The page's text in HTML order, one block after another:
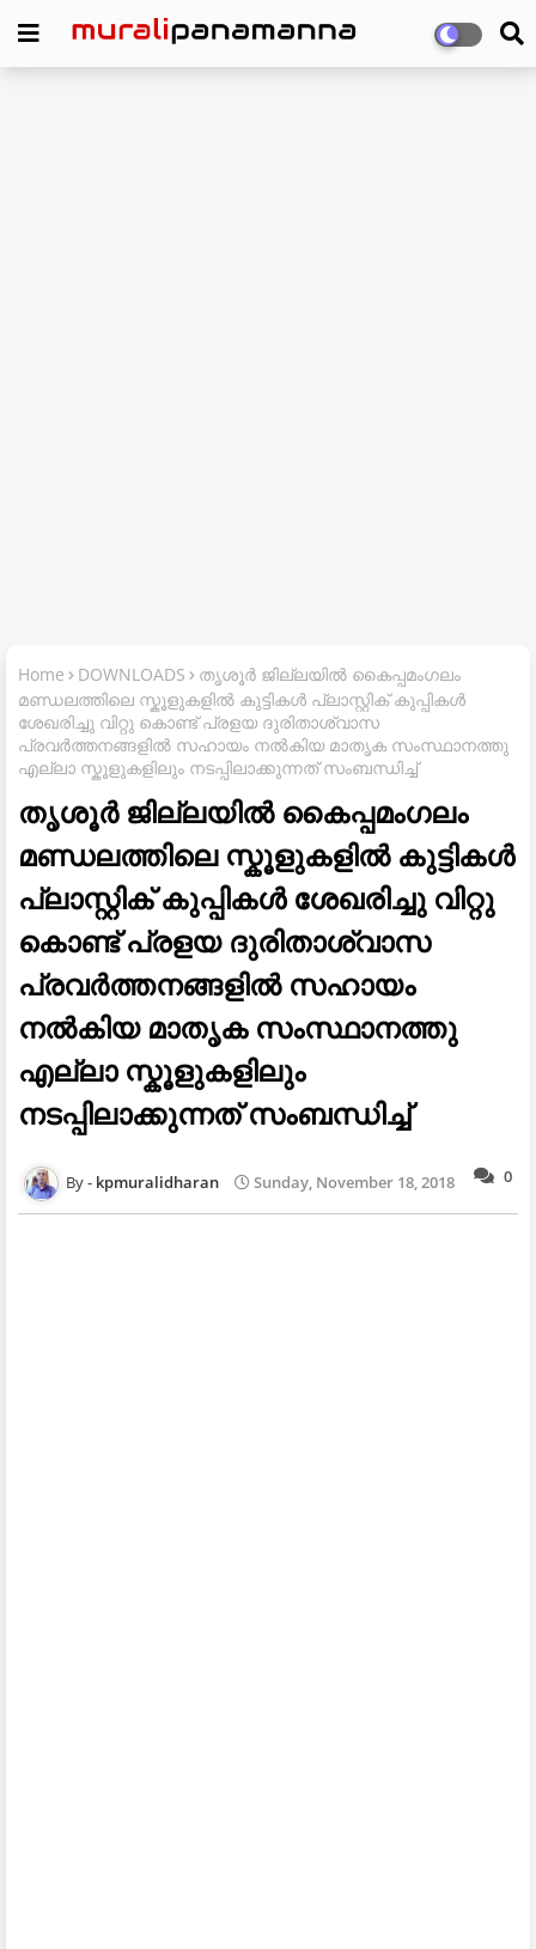
Home DOWNLOADS
തൃശൂർ ജില്ലയിൽ കൈപ്പമംഗലം
മണ്ഡലത്തിലെ സ്കൂളുകളിൽ കുട്ടികൾ പ്ലാസ്റ്റിക് കുപ്പികൾ
ശേഖരിച്ചു വിറ്റു കൊണ്ട് പ്രളയ ദുരിതാശ്വാസ
പ്രവർത്തനങ്ങളിൽ സഹായം നൽകിയ മാതൃക സംസ്ഥാനത്തു
എല്ലാ സ്കൂളുകളിലും നടപ്പിലാക്കുന്നത് സംബന്ധിച്ച്
തൃശൂർ ജില്ലയിൽ കൈപ്പമംഗലം
മണ്ഡലത്തിലെ സ്കൂളുകളിൽ കുട്ടികൾ
പ്ലാസ്റ്റിക് കുപ്പികൾ ശേഖരിച്ചു വിറ്റു
കൊണ്ട് പ്രളയ ദുരിതാശ്വാസ
പ്രവർത്തനങ്ങളിൽ സഹായം
നൽകിയ മാതൃക സംസ്ഥാനത്തു
എല്ലാ സ്കൂളുകളിലും
നടപ്പിലാക്കുന്നത് സംബന്ധിച്ച്
0
kpmuralidharan Sunday, November 18, 2018